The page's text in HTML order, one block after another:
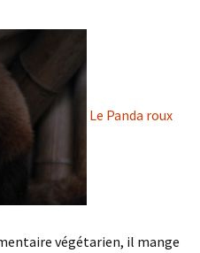
Le Panda roux
végétarien, il mange